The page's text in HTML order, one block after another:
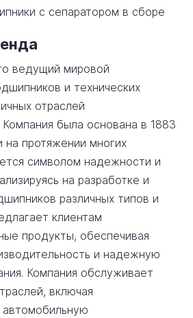
с сепаратором в сборе
ведущий мировой
и технических
отраслей
была основана в 1883
на протяжении многих
символом надежности и
на разработке и
различных типов и
клиентам
продукты, обеспечивая
и надежную
Компания обслуживает
включая